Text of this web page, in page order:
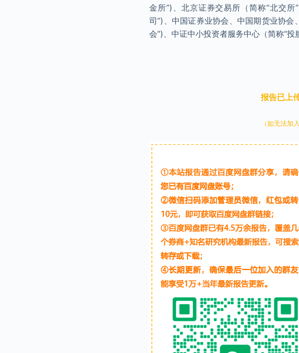
金所”)、北京证券交易所（简称“北交
司”)、中国证券业协会、中国期货业协
会”)、中证中小投资者服务中心（简称“投
报告已上
（如无法加